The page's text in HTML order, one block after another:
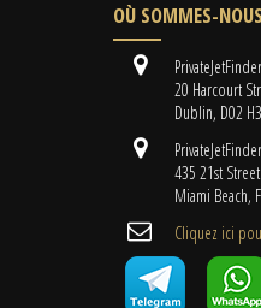
OÙ SOMMES-NOUS
20 Harcourt
Dublin, D02
435 21st
Miami Beach,
Cliquez ici